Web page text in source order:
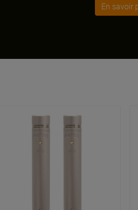
En savoir